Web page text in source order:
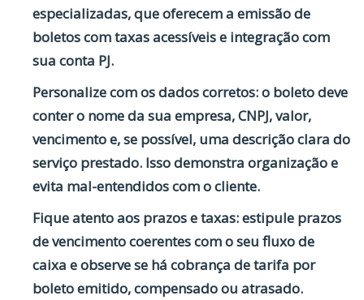
especializadas, que oferecem a emissão de
boletos com taxas acessíveis e integração com
sua conta PJ.
Personalize com os dados corretos: o boleto deve
conter o nome da sua empresa, CNPJ, valor,
vencimento e, se possível, uma descrição clara do
serviço prestado. Isso demonstra organização e
evita mal-entendidos com o cliente.
Fique atento aos prazos e taxas: estipule prazos
de vencimento coerentes com o seu fluxo de
caixa e observe se há cobrança de tarifa por
boleto emitido, compensado ou atrasado.